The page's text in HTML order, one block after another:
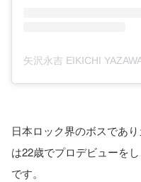
日本ロック界のボスであ
は22歳でプロデビューを
です。